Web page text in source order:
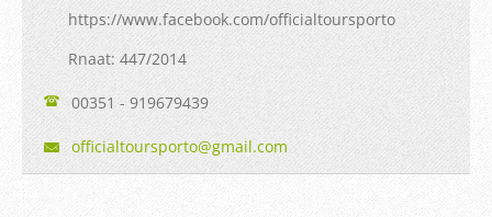
https://www.facebook.com/officialtoursporto
Rnaat: 447/2014
00351 - 919679439
officialtoursporto@gmail.com